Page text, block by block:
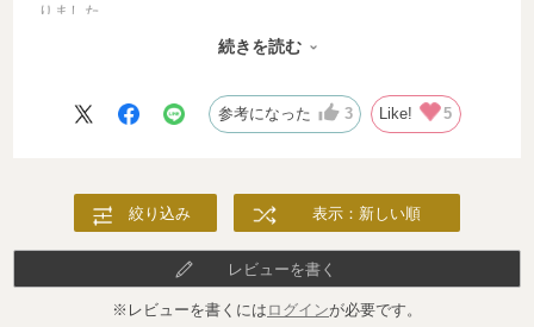
りました。
着いたその日から、さっそく使ってくれております。
続きを読む
参考になった 3 Like! 5
絞り込み 表示：新しい順
レビューを書く
※レビューを書くには ログインが必要です。